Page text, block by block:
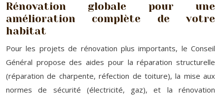
Rénovation globale pour une
amélioration complète de votre
habitat
Pour les projets de rénovation plus importants, le Conseil
Général propose des aides pour la réparation structurelle
(réparation de charpente, réfection de toiture), la mise aux
normes de sécurité (électricité, gaz), et la rénovation